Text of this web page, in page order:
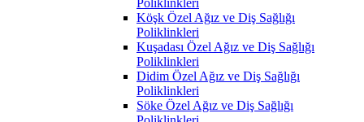
Köşk Özel Ağız ve Diş Sağlığı
Poliklinkleri
Kuşadası Özel Ağız ve Diş Sağlığı
Poliklinkleri
Didim Özel Ağız ve Diş Sağlığı
Poliklinkleri
Söke Özel Ağız ve Diş Sağlığı